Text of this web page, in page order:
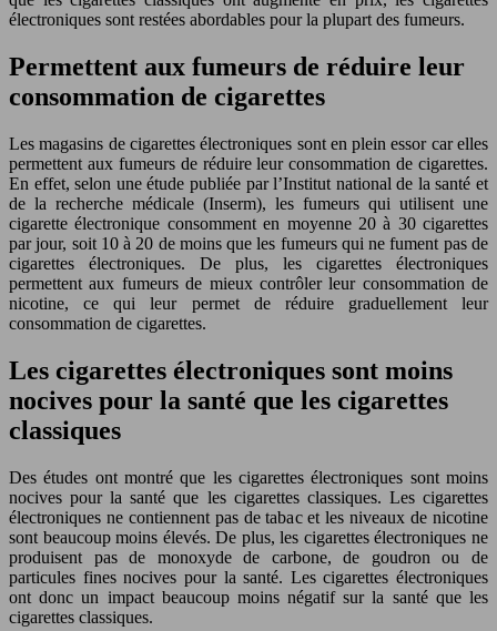
électroniques sont restées abordables pour la plupart des fumeurs.
Permettent aux fumeurs de réduire leur
consommation de cigarettes
Les magasins de cigarettes électroniques sont en plein essor car elles
permettent aux fumeurs de réduire leur consommation de cigarettes.
En effet, selon une étude publiée par l’Institut national de la santé et
de la recherche médicale (Inserm), les fumeurs qui utilisent une
cigarette électronique consomment en moyenne 20 à 30 cigarettes
par jour, soit 10 à 20 de moins que les fumeurs qui ne fument pas de
cigarettes électroniques. De plus, les cigarettes électroniques
permettent aux fumeurs de mieux contrôler leur consommation de
nicotine, ce qui leur permet de réduire graduellement leur
consommation de cigarettes.
Les cigarettes électroniques sont moins
nocives pour la santé que les cigarettes
classiques
Des études ont montré que les cigarettes électroniques sont moins
nocives pour la santé que les cigarettes classiques. Les cigarettes
électroniques ne contiennent pas de tabac et les niveaux de nicotine
sont beaucoup moins élevés. De plus, les cigarettes électroniques ne
produisent pas de monoxyde de carbone, de goudron ou de
particules fines nocives pour la santé. Les cigarettes électroniques
ont donc un impact beaucoup moins négatif sur la santé que les
cigarettes classiques.